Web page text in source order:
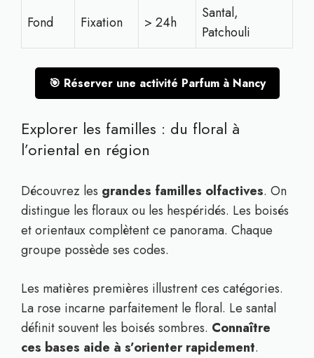
Fond Fixation > 24h
Santal,
Patchouli
🎯 Réserver une activité Parfum à Nancy
Explorer les familles : du floral à
l’oriental en région
Découvrez les grandes familles olfactives. On
distingue les floraux ou les hespéridés. Les boisés
et orientaux complètent ce panorama. Chaque
groupe possède ses codes.
Les matières premières illustrent ces catégories.
La rose incarne parfaitement le floral. Le santal
définit souvent les boisés sombres. Connaître
ces bases aide à s’orienter rapidement.